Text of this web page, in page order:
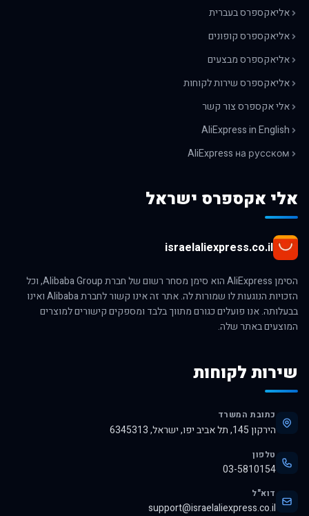
אליאקספרס בעברית
אליאקספרס קופונים
אליאקספרס מבצעים
אליאקספרס שירות לקוחות
אלי אקספרס צור קשר
AliExpress in English
AliExpress на русском
אלי אקספרס ישראל
israelaliexpress.co.il
הסימן AliExpress הוא סימן מסחר רשום של חברת Alibaba Group, וכל
הזכויות הנוגעות לו שמורות לה. אתר זה אינו קשור לחברת Alibaba ואינו
בבעלותה. אנו פועלים כגורם מתווך בלבד ומספקים קישורים למוצרים
המוצעים באתר שלה.
שירות לקוחות
כתובת המשרד
הירקון 145, תל אביב יפו, ישראל, 6345313
טלפון
03-5810154
דוא"ל
support@israelaliexpress.co.il